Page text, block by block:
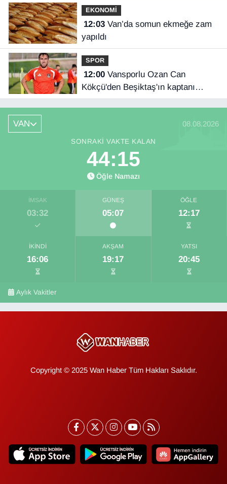
EKONOMİ
12:03Van’da somun ekmeğe zam
yapıldı
SPOR
12:00Vansporlu Ozan Can
Kökçü'den Beşiktaş'ın kaptanı
kardeşi Orkun'a destek
VAN 08.08.2026
SONRAKI VAKTE KALAN
44:15
Öğle Namazı
İMSAK
03:32
GÜNEŞ
05:07
ÖĞLE
12:17
İKINDI
16:06
AKŞAM
19:17
YATSI
20:45
Aylık Vakitler
Copyright © 2025 Wan Haber Tüm Hakları Saklıdır.